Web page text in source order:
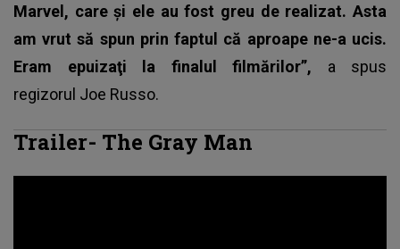
Marvel, care şi ele au fost greu de realizat. Asta
am vrut să spun prin faptul că aproape ne-a ucis.
Eram epuizaţi la finalul filmărilor”, a spus
regizorul Joe Russo.
Trailer- The Gray Man